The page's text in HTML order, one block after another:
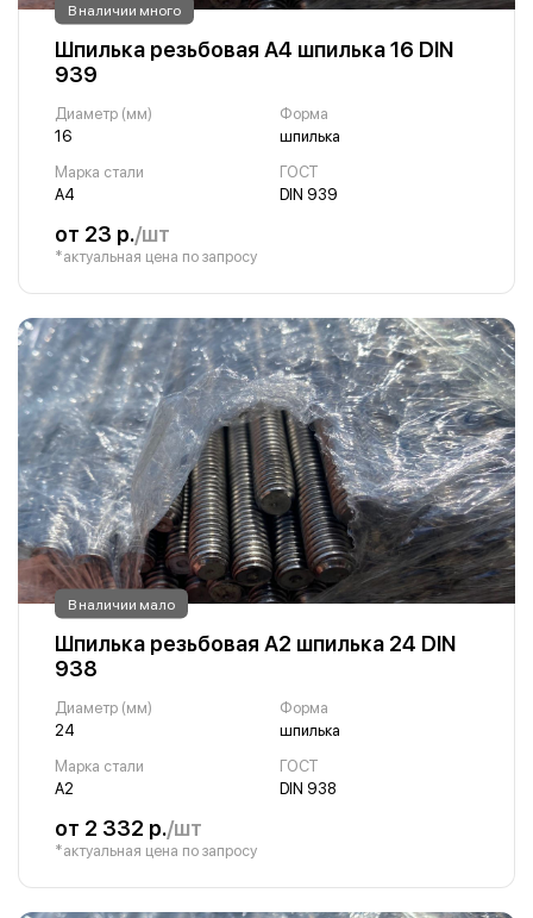
В наличии много
Шпилька резьбовая А4 шпилька 16 DIN
939
Диаметр (мм)
16
Форма
шпилька
Марка стали
А4
ГОСТ
DIN 939
от 23 р./шт
*актуальная цена по запросу
В наличии мало
Шпилька резьбовая А2 шпилька 24 DIN
938
Диаметр (мм)
24
Форма
шпилька
Марка стали
А2
ГОСТ
DIN 938
от 2 332 р./шт
*актуальная цена по запросу